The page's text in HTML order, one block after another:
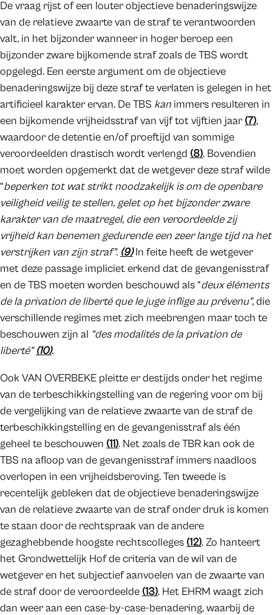
De vraag rijst of een louter objectieve benaderingswijze
van de relatieve zwaarte van de straf te verantwoorden
valt, in het bijzonder wanneer in hoger beroep een
bijzonder zware bijkomende straf zoals de TBS wordt
opgelegd. Een eerste argument om de objectieve
benaderingswijze bij deze straf te verlaten is gelegen in het
artificieel karakter ervan. De TBS kan immers resulteren in
een bijkomende vrijheidsstraf van vijf tot vijftien jaar (7),
waardoor de detentie en/of proeftijd van sommige
veroordeelden drastisch wordt verlengd (8). Bovendien
moet worden opgemerkt dat de wetgever deze straf wilde
“beperken tot wat strikt noodzakelijk is om de openbare
veiligheid veilig te stellen, gelet op het bijzonder zware
karakter van de maatregel, die een veroordeelde zij
vrijheid kan benemen gedurende een zeer lange tijd na het
verstrijken van zijn straf”. (9)In feite heeft de wetgever
met deze passage impliciet erkend dat de gevangenisstraf
en de TBS moeten worden beschouwd als “deux éléments
de la privation de liberté que le juge inflige au prévenu”,die
verschillende regimes met zich meebrengen maar toch te
beschouwen zijn al “des modalités de la privation de
liberté”(10).
Ook VAN OVERBEKE pleitte er destijds onder het regime
van de terbeschikkingstelling van de regering voor om bij
de vergelijking van de relatieve zwaarte van de straf de
terbeschikkingstelling en de gevangenisstraf als één
geheel te beschouwen (11). Net zoals de TBR kan ook de
TBS na afloop van de gevangenisstraf immers naadloos
overlopen in een vrijheidsberoving. Ten tweede is
recentelijk gebleken dat de objectieve benaderingswijze
van de relatieve zwaarte van de straf onder druk is komen
te staan door de rechtspraak van de andere
gezaghebbende hoogste rechtscolleges (12). Zo hanteert
het Grondwettelijk Hof de criteria van de wil van de
wetgever en het subjectief aanvoelen van de zwaarte van
de straf door de veroordeelde (13). Het EHRM waagt zich
dan weer aan een case-by-case-benadering, waarbij de